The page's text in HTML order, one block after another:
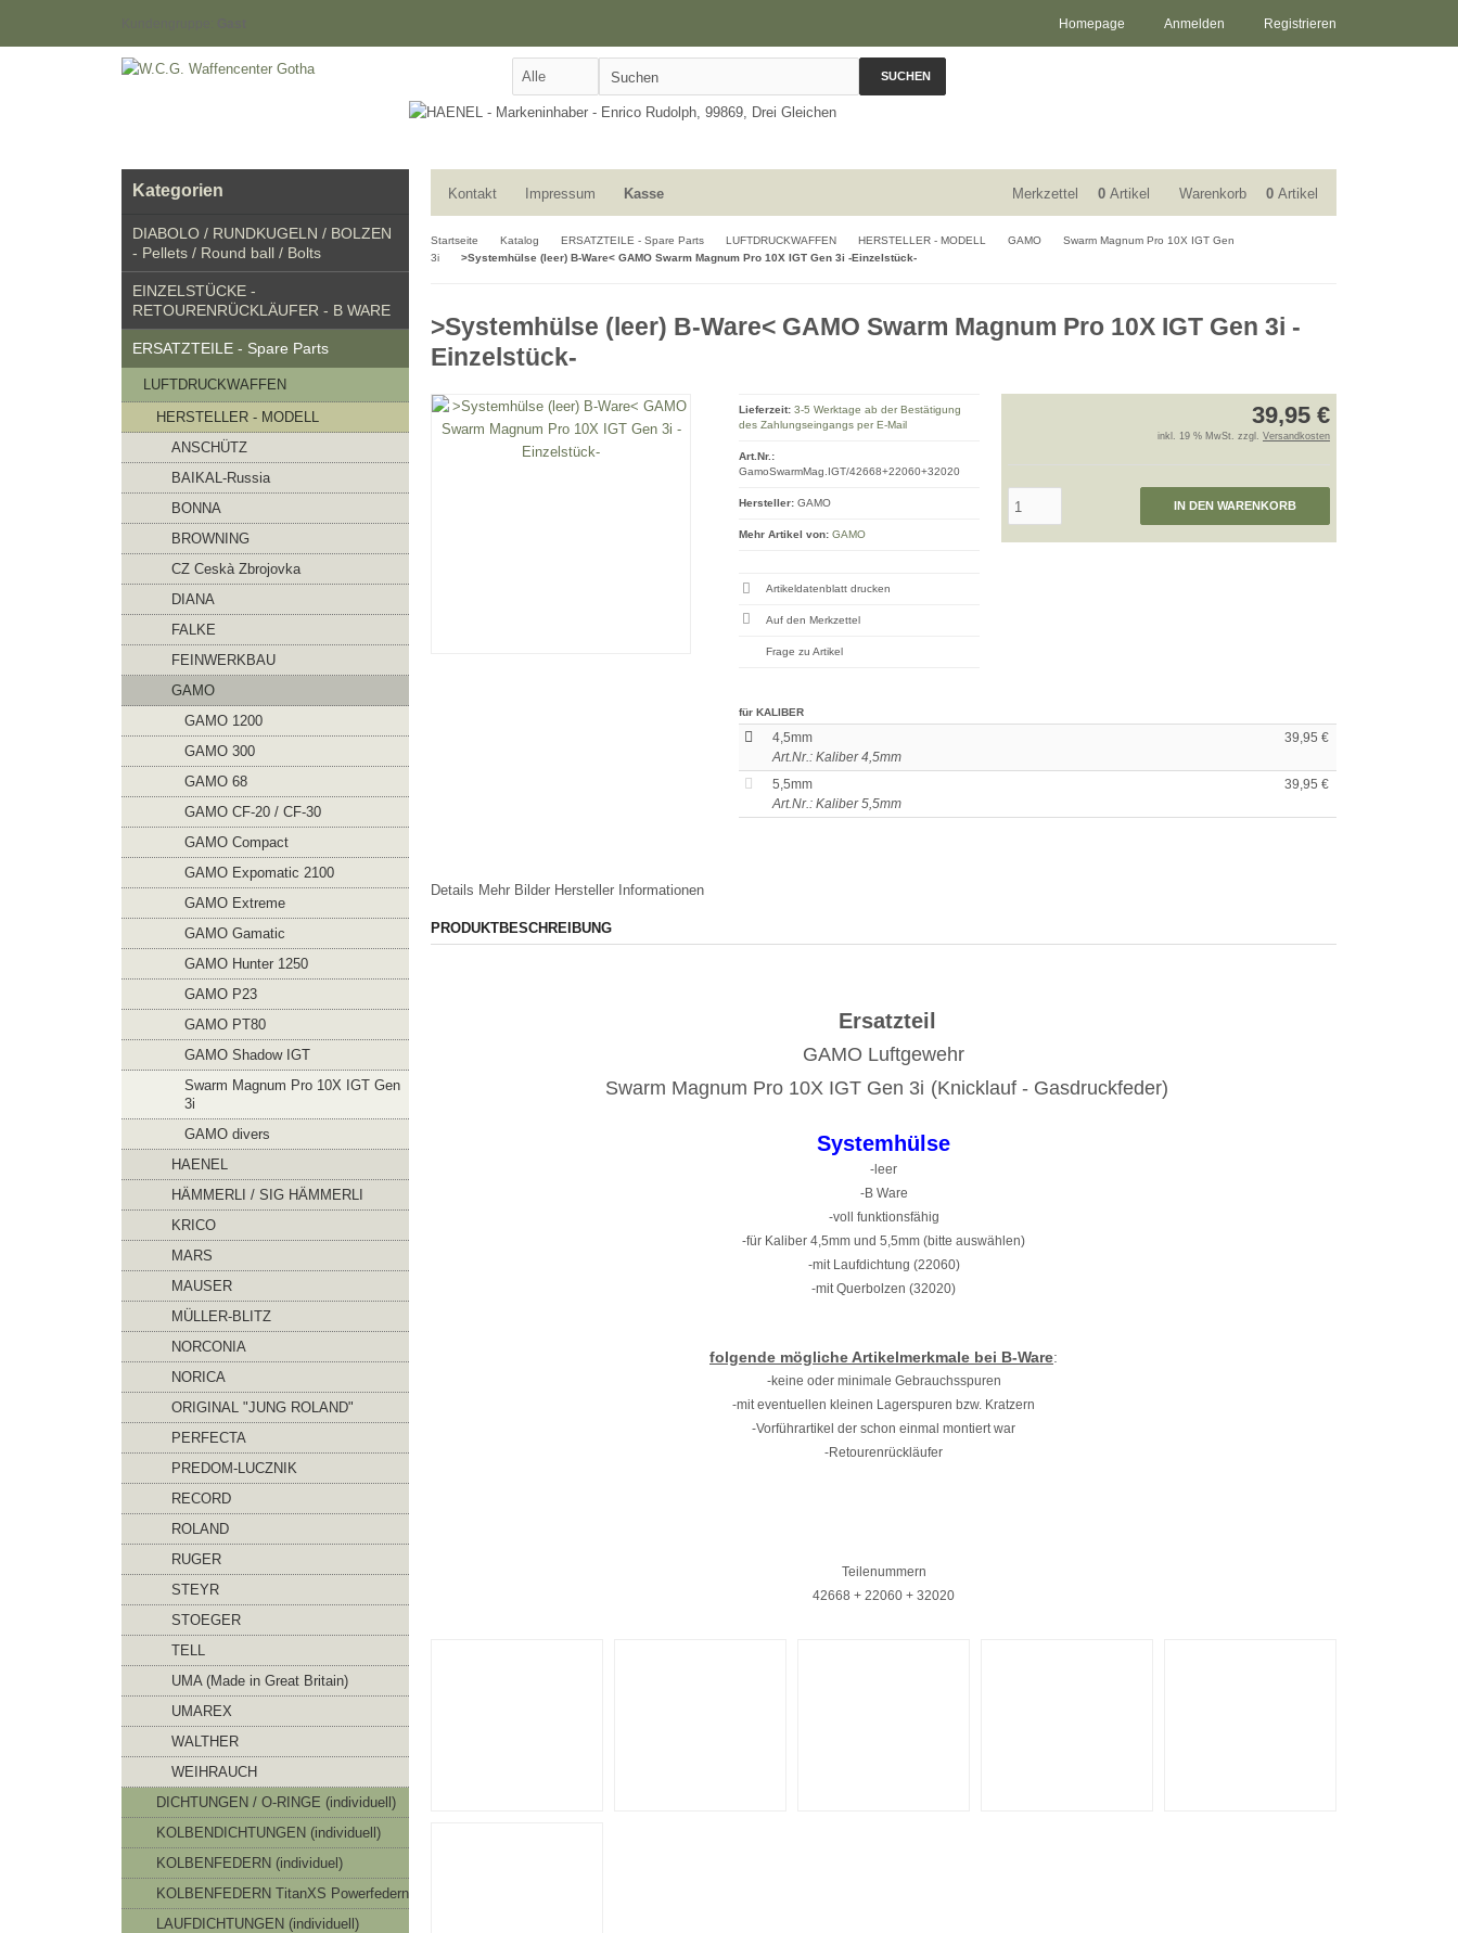
Registrieren
Anmelden
Homepage
SUCHEN
Kontakt Impressum Kasse Warenkorb 0 Artikel
Merkzettel 0 Artikel
Startseite Katalog ERSATZTEILE - Spare Parts LUFTDRUCKWAFFEN HERSTELLER - MODELL GAMO
Swarm Magnum Pro 10X IGT Gen
3i
>Systemhülse (leer) B-Ware< GAMO Swarm Magnum Pro 10X IGT Gen 3i -Einzelstück-
>Systemhülse (leer) B-Ware< GAMO Swarm Magnum Pro 10X IGT Gen 3i -
Einzelstück-
39,95 €
inkl. 19 % MwSt. zzgl. Versandkosten
IN DEN WARENKORB
Lieferzeit: 3-5 Werktage ab der Bestätigung
des Zahlungseingangs per E-Mail
Art.Nr.:
GamoSwarmMag.IGT/42668+22060+32020
Hersteller: GAMO
Mehr Artikel von: GAMO
Artikeldatenblatt drucken
Frage zu Artikel
für KALIBER
4,5mm
39,95 €
Art.Nr.: Kaliber 4,5mm
5,5mm
39,95 €
Art.Nr.: Kaliber 5,5mm
Details Mehr Bilder Hersteller Informationen
PRODUKTBESCHREIBUNG
Ersatzteil
GAMO Luftgewehr
Swarm Magnum Pro 10X IGT Gen 3i (Knicklauf - Gasdruckfeder)
Systemhülse
-leer
-B Ware
-voll funktionsfähig
-für Kaliber 4,5mm und 5,5mm (bitte auswählen)
-mit Laufdichtung (22060)
-mit Querbolzen (32020)
folgende mögliche Artikelmerkmale bei B-Ware:
-keine oder minimale Gebrauchsspuren
-mit eventuellen kleinen Lagerspuren bzw. Kratzern
-Vorführartikel der schon einmal montiert war
-Retourenrückläufer
Teilenummern
42668 + 22060 + 32020
Kategorien
DIABOLO / RUNDKUGELN / BOLZEN
- Pellets / Round ball / Bolts
EINZELSTÜCKE -
RETOURENRÜCKLÄUFER - B WARE
ERSATZTEILE - Spare Parts
LUFTDRUCKWAFFEN
HERSTELLER - MODELL
ANSCHÜTZ
BAIKAL-Russia
BONNA
BROWNING
CZ Ceskà Zbrojovka
DIANA
FALKE
FEINWERKBAU
GAMO
GAMO 1200
GAMO 300
GAMO 68
GAMO CF-20 / CF-30
GAMO Compact
GAMO Expomatic 2100
GAMO Extreme
GAMO Gamatic
GAMO Hunter 1250
GAMO P23
GAMO PT80
GAMO Shadow IGT
Swarm Magnum Pro 10X IGT Gen
3i
GAMO divers
HAENEL
HÄMMERLI / SIG HÄMMERLI
KRICO
MARS
MAUSER
MÜLLER-BLITZ
NORCONIA
NORICA
ORIGINAL "JUNG ROLAND"
PERFECTA
PREDOM-LUCZNIK
RECORD
ROLAND
RUGER
STEYR
STOEGER
TELL
UMA (Made in Great Britain)
UMAREX
WALTHER
WEIHRAUCH
DICHTUNGEN / O-RINGE (individuell)
KOLBENDICHTUNGEN (individuell)
KOLBENFEDERN (individuel)
KOLBENFEDERN TitanXS Powerfedern
LAUFDICHTUNGEN (individuell)